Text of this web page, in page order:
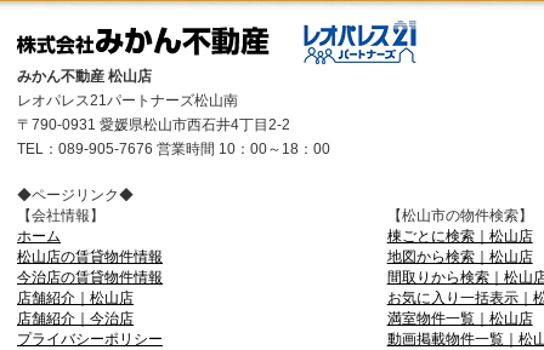
みかん不動産 松山店
レオパレス21パートナーズ松山南
〒790-0931 愛媛県松山市西石井4丁目2-2
TEL：089-905-7676 営業時間 10：00～18：00
◆ページリンク◆
【会社情報】
ホーム
松山店の賃貸物件情報
今治店の賃貸物件情報
店舗紹介｜松山店
店舗紹介｜今治店
プライバシーポリシー
【松山市の物件検索】
棟ごとに検索｜松山店
地図から検索｜松山店
間取りから検索｜松山
お気に入り一括表示｜
満室物件一覧｜松山店
動画掲載物件一覧｜松